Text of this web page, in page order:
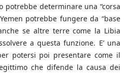
potrebbe determinare una “corsa
potrebbe fungere da “base
se altre terre come la Libia
a questa funzione. E’ una
potersi poi presentare come il
che difende la causa dei